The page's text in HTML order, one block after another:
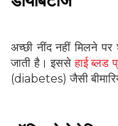
अच्छी नींद नहीं मिलने
जाती है। इससेहाई ब्लड
(diabetes) जैसी